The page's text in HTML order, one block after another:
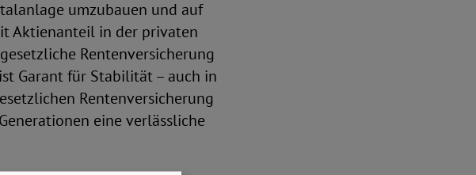
umzubauen und auf
Aktienanteil in der privaten
Rentenversicherung
Garant für Stabilität – auch in
Rentenversicherung
eine verlässliche